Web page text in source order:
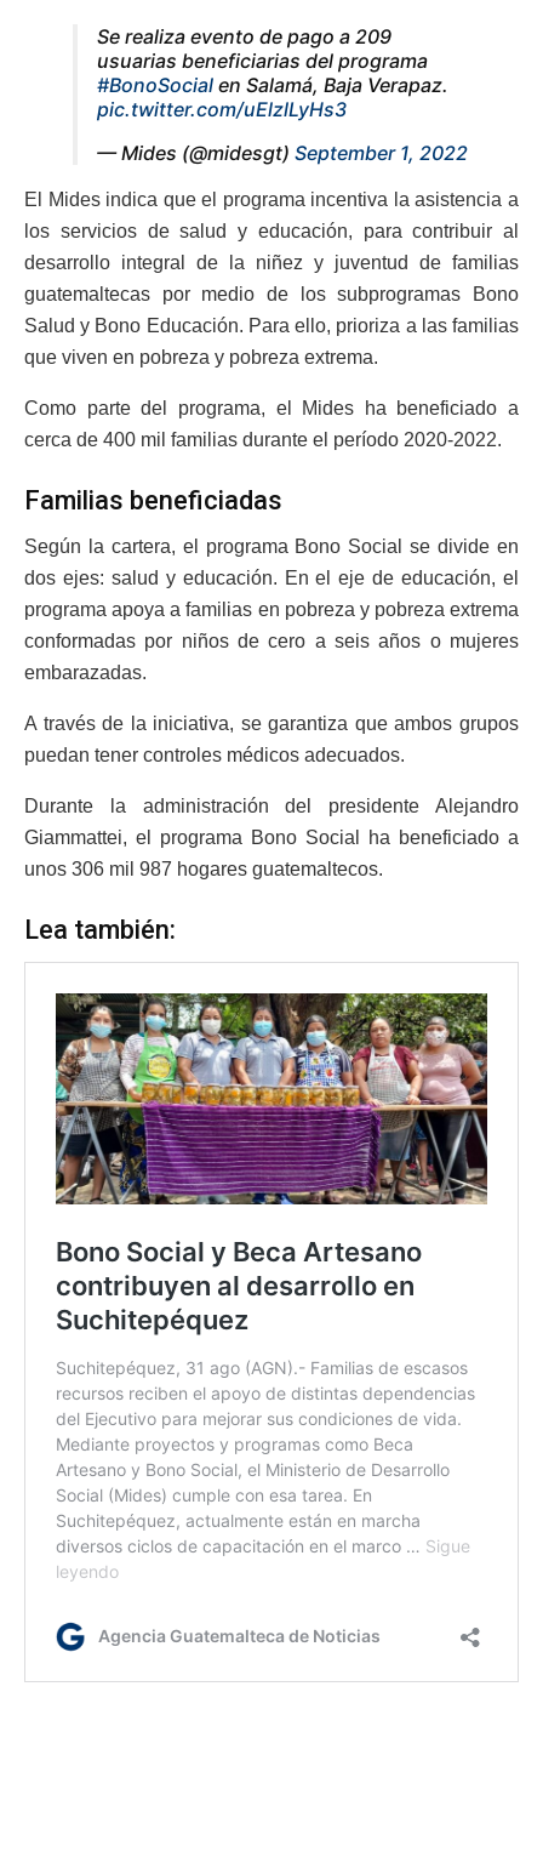
Se realiza evento de pago a 209
usuarias beneficiarias del programa
#BonoSocial en Salamá, Baja Verapaz.
pic.twitter.com/uElzlLyHs3
— Mides (@midesgt) September 1, 2022
El Mides indica que el programa incentiva la asistencia a
los servicios de salud y educación, para contribuir al
desarrollo integral de la niñez y juventud de familias
guatemaltecas por medio de los subprogramas Bono
Salud y Bono Educación. Para ello, prioriza a las familias
que viven en pobreza y pobreza extrema.
Como parte del programa, el Mides ha beneficiado a
cerca de 400 mil familias durante el período 2020-2022.
Familias beneficiadas
Según la cartera, el programa Bono Social se divide en
dos ejes: salud y educación. En el eje de educación, el
programa apoya a familias en pobreza y pobreza extrema
conformadas por niños de cero a seis años o mujeres
embarazadas.
A través de la iniciativa, se garantiza que ambos grupos
puedan tener controles médicos adecuados.
Durante la administración del presidente Alejandro
Giammattei, el programa Bono Social ha beneficiado a
unos 306 mil 987 hogares guatemaltecos.
Lea también: